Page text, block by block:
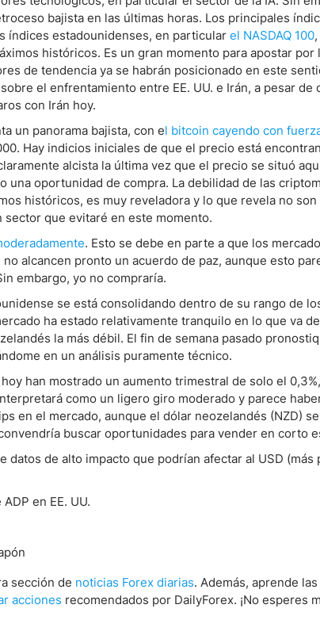
500
los índices
las Acciones
bajista en las últimas horas. Los principales
índices estadounidenses, en particular el NASDAQ 100,
históricos. Es un gran momento para apostar
de tendencia ya se habrán posicionado en este
el enfrentamiento entre EE. UU. e Irán, a pesar de
con Irán hoy.
un panorama bajista, con el bitcoin cayendo con
Hay indicios iniciales de que el precio está
alcista la última vez que el precio se situó
una oportunidad de compra. La debilidad de las
históricos, es muy reveladora y lo que revela no
que evitaré en este momento.
. Esto se debe en parte a que los
no alcancen pronto un acuerdo de paz, aunque esto
embargo, yo no compraría.
se está consolidando dentro de su rango de
ha estado relativamente tranquilo en lo que va
la más débil. El fin de semana pasado
en un análisis puramente técnico.
han mostrado un aumento trimestral de solo el
como un ligero giro moderado y parece
en el mercado, aunque el dólar neozelandés (NZD)
buscar oportunidades para vender en corto
de alto impacto que podrían afectar al USD (más
en EE. UU.
sección de noticias Forex diarias. Además, aprende
acciones recomendados por DailyForex. ¡No esperes